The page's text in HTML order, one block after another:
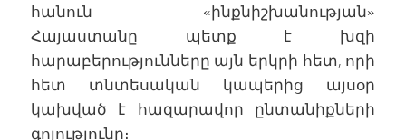
հանուն «ինքնիշխանության»
Հայաստանը պետք է խզի
հարաբերությունները այն երկրի հետ, որի
հետ տնտեսական կապերից այսօր
կախված է հազարավոր ընտանիքների
գոյությունը։